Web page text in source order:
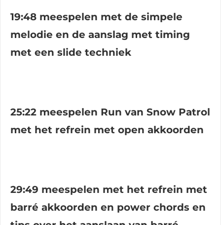
19:48 meespelen met de simpele
melodie en de aanslag met timing
met een slide techniek
25:22 meespelen Run van Snow Patrol
met het refrein met open akkoorden
29:49 meespelen met het refrein met
barré akkoorden en power chords en